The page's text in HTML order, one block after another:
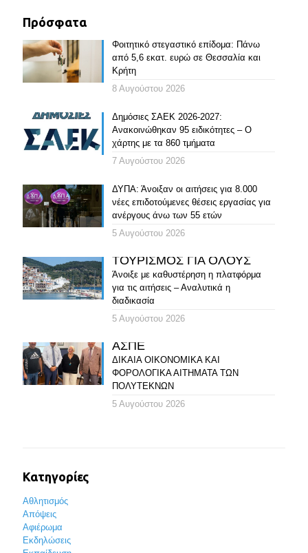
Πρόσφατα
Φοιτητικό στεγαστικό επίδομα: Πάνω
από 5,6 εκατ. ευρώ σε Θεσσαλία και
Κρήτη
8 Αυγούστου 2026
Δημόσιες ΣΑΕΚ 2026-2027:
Ανακοινώθηκαν 95 ειδικότητες – Ο
χάρτης με τα 860 τμήματα
7 Αυγούστου 2026
ΔΥΠΑ: Άνοιξαν οι αιτήσεις για 8.000
νέες επιδοτούμενες θέσεις εργασίας για
ανέργους άνω των 55 ετών
5 Αυγούστου 2026
ΤΟΥΡΙΣΜΟΣ ΓΙΑ ΟΛΟΥΣ
Άνοιξε με καθυστέρηση η πλατφόρμα
για τις αιτήσεις – Αναλυτικά η
διαδικασία
5 Αυγούστου 2026
ΑΣΠΕ
ΔΙΚΑΙΑ ΟΙΚΟΝΟΜΙΚΑ ΚΑΙ
ΦΟΡΟΛΟΓΙΚΑ ΑΙΤΗΜΑΤΑ ΤΩΝ
ΠΟΛΥΤΕΚΝΩΝ
5 Αυγούστου 2026
Κατηγορίες
Αθλητισμός
Απόψεις
Αφιέρωμα
Εκδηλώσεις